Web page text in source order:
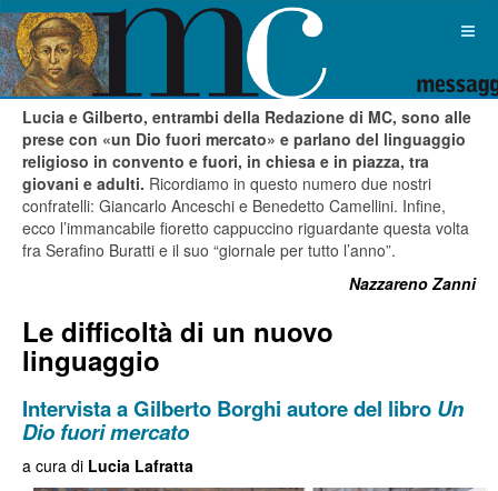
Lucia e Gilberto, entrambi della Redazione di MC, sono alle
prese con «un Dio fuori mercato» e parlano del linguaggio
religioso in convento e fuori, in chiesa e in piazza, tra
giovani e adulti. Ricordiamo in questo numero due nostri
confratelli: Giancarlo Anceschi e Benedetto Camellini. Infine,
ecco l’immancabile fioretto cappuccino riguardante questa volta
fra Serafino Buratti e il suo “giornale per tutto l’anno”.
Nazzareno Zanni
Le difficoltà di un nuovo
linguaggio
Intervista a Gilberto Borghi autore del libro Un
Dio fuori mercato
a cura di Lucia Lafratta